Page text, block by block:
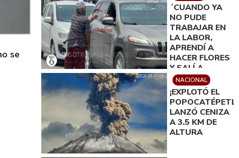
se
´CUANDO YA
NO PUDE
TRABAJAR EN
LA LABOR,
APRENDÍ A
HACER FLORES
Y SALÍ A
VENDERLAS´:
MARTÍN
ALONSO
SERNA
NACIONAL
¡EXPLOTÓ EL
POPOCATÉPETL!
LANZÓ CENIZA
A 3.5 KM DE
ALTURA